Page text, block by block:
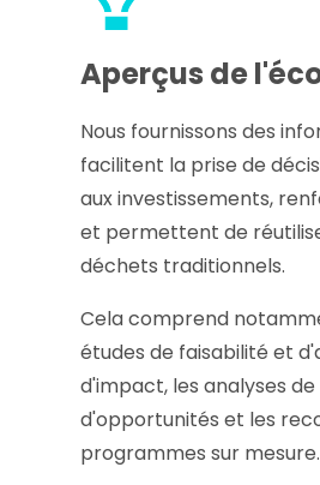
Aperçus de
Nous fournissons des
facilitent la prise de
aux investissements,
et permettent de
déchets traditionnels.
Cela comprend
études de faisabilité et
d'impact, les analyses
d'opportunités et les
programmes sur mesure.